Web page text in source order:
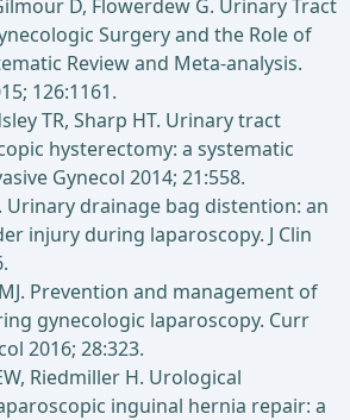
D, Flowerdew G. Urinary Tract
Surgery and the Role of
Review and Meta-analysis.
126:1161.
TR, Sharp HT. Urinary tract
hysterectomy: a systematic
Gynecol 2014; 21:558.
Urinary drainage bag distention: an
injury during laparoscopy. J Clin
Prevention and management of
gynecologic laparoscopy. Curr
2016; 28:323.
Riedmiller H. Urological
inguinal hernia repair: a